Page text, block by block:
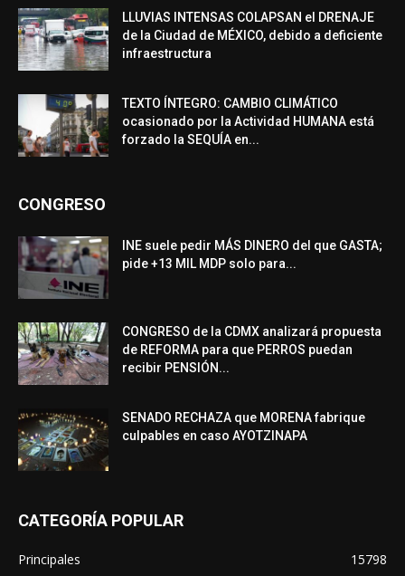
LLUVIAS INTENSAS COLAPSAN el DRENAJE
de la Ciudad de MÉXICO, debido a deficiente
infraestructura
TEXTO ÍNTEGRO: CAMBIO CLIMÁTICO
ocasionado por la Actividad HUMANA está
forzado la SEQUÍA en...
CONGRESO
INE suele pedir MÁS DINERO del que GASTA;
pide +13 MIL MDP solo para...
CONGRESO de la CDMX analizará propuesta
de REFORMA para que PERROS puedan
recibir PENSIÓN...
SENADO RECHAZA que MORENA fabrique
culpables en caso AYOTZINAPA
CATEGORÍA POPULAR
Principales
15798